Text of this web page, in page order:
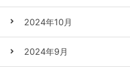
2024年10月
2024年9月